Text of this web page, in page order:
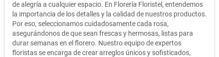
de alegría a cualquier espacio. En Florería Floristel, entendemos
la importancia de los detalles y la calidad de nuestros productos.
Por eso, seleccionamos cuidadosamente cada rosa,
asegurándonos de que sean frescas y hermosas, listas para
durar semanas en el florero. Nuestro equipo de expertos
floristas se encarga de crear arreglos únicos y sofisticados,